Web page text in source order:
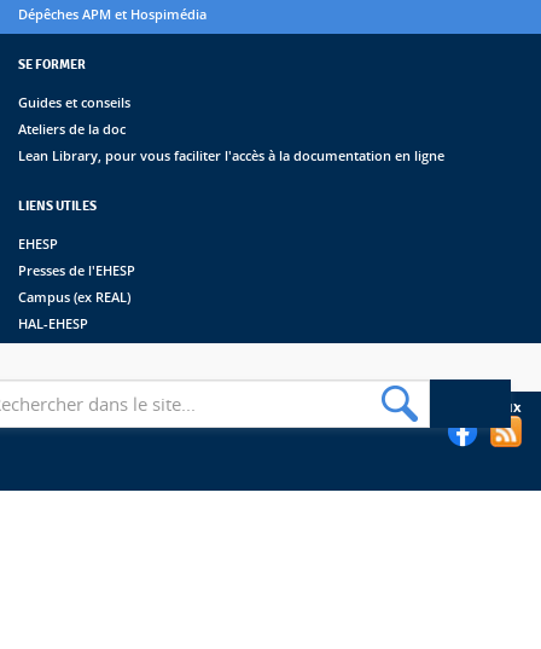
Dépêches APM et Hospimédia
SE FORMER
Guides et conseils
Ateliers de la doc
Lean Library, pour vous faciliter l'accès à la documentation en ligne
LIENS UTILES
EHESP
Presses de l'EHESP
Campus (ex REAL)
HAL-EHESP
Suivez les bibliothèques de l'EHESP sur les réseaux sociaux